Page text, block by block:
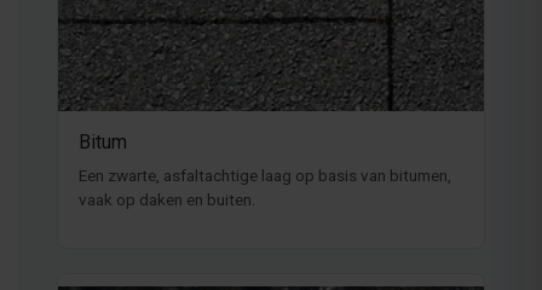
Bitum
Een zwarte, asfaltachtige laag op basis van bitumen,
vaak op daken en buiten.